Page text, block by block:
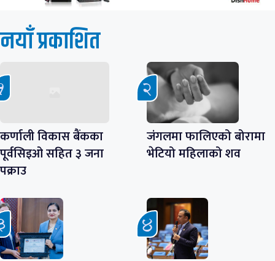
नयाँ प्रकाशित
कर्णाली विकास बैंकका
पूर्वसिइओ सहित ३ जना
पक्राउ
जंगलमा फालिएको बोरामा
भेटियो महिलाको शव